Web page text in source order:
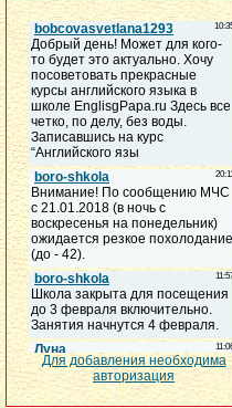
Для добавления необходима
авторизация